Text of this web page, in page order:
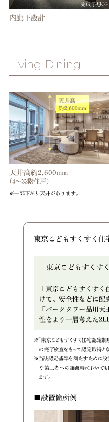
完成予想CG
内廊下設計
Living Dining
天井高約2,600mm
（4～32階住戸）
※一部下がり天井があります。
東京こどもすくすく住
「東京こどもすくす
「東京こどもすくす
けて、安全性などに配
「パークタワー品川
性をより一層考えた
※「東京こどもすくすく住宅認定
の完了検査をもって認定取得とな
※当該認定基準を満たすために設
や第三者への譲渡時においても
ます。
■設置箇所例